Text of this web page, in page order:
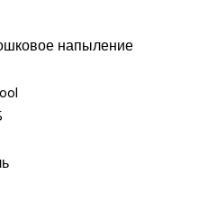
напыление